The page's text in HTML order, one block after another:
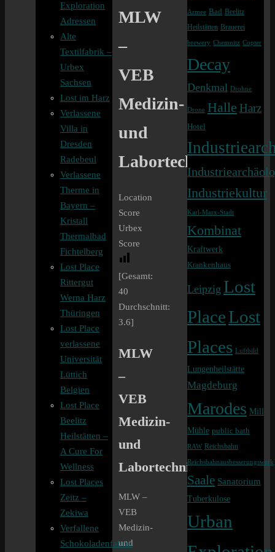
MLW
–
VEB
Medizin-
und
Labortechnik
Location
Score
Urbex
Score
[Gesamt:
40
Durchschnitt:
3.6]
MLW
–
VEB
Medizin-
und
Labortechnik
MLW –
VEB
Medizin-
und
Exploration
Adressen
Alte
Textilfabrik –
Urbex
Sachsen
Lost im Harz
Verlassene
Villa in
Dresden
Radebeul
Verlassene
Therme in
Bayern –
Kristall
Thermalbad
Fichtelberg
Lost Place
Rittergut
Werna Harz
Thüringen
Lost Place
verlassene
Universität
Lüttich
Belgien
Lost Place
Beelitz
Heilstätten –
A Cure For
Wellness
Lost Places
Zeitz –
Zekiwa
Verfallene
Schokoladenfabrik
Armee Bad Beelitz
Heilstätten Brauerei
brewery Chemnitz Copter
Decay
Denkmal Drohne
Drone Halle Harz
Hotel
Industriekultur
Karl-Marx-Stadt
Kombinat
Kraftwerk
Krankenhaus
Leipzig Lost
PlaceLost
Places Luftbild
Lungenheilstätte
Magdeburg
Marodes Mill
Mühle public bath
RAW Reichsbahn
Reichsbahnausbesserungswerk
Saale Sanatorium
Tuberkulose
Urban